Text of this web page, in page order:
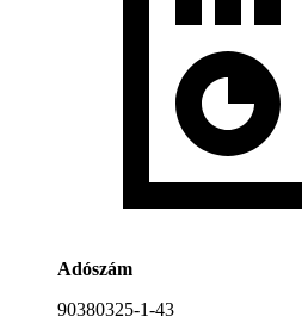
Adószám
90380325-1-43